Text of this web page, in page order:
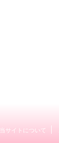
当サイトについて